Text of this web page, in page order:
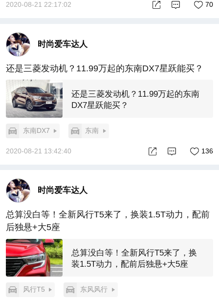
2020-08-21 22:17:02 70
时尚爱车达人
还是三菱发动机？11.99万起的东南DX7星跃能买？
还是三菱发动机？11.99万起的东南
DX7星跃能买？
东南DX7 东南
2020-08-21 13:42:40 136
时尚爱车达人
总算没白等！全新风行T5来了，换装1.5T动力，配前
后独悬+大5座
总算没白等！全新风行T5来了，换
装1.5T动力，配前后独悬+大5座
风行T5 东风风行